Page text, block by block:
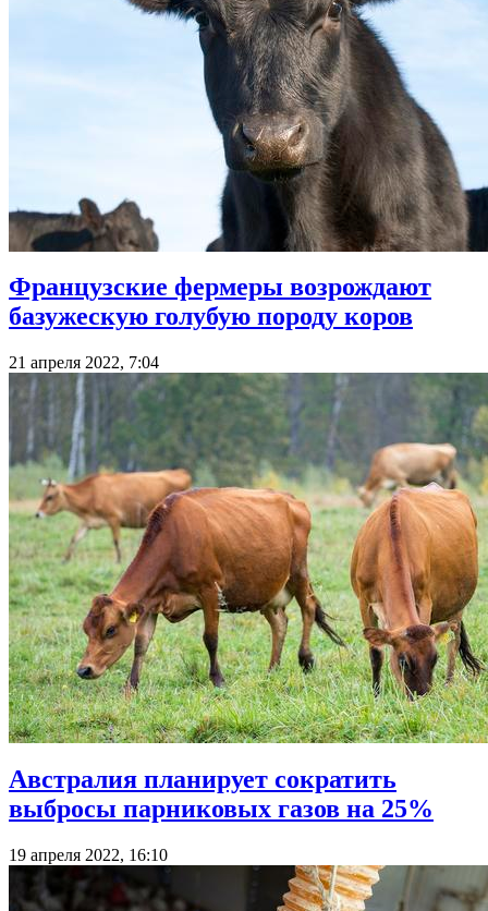
Французские фермеры возрождают
базужескую голубую породу коров
21 апреля 2022, 7:04
Австралия планирует сократить
выбросы парниковых газов на 25%
19 апреля 2022, 16:10